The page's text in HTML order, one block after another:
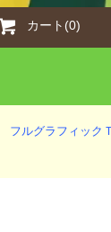
カート(0)
フルグラフィック